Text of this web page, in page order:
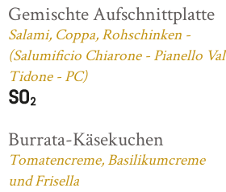
Gemischte Aufschnittplatte
Salami, Coppa, Rohschinken -
(Salumificio Chiarone - Pianello Val
Tidone - PC)
Burrata-Käsekuchen
Tomatencreme, Basilikumcreme
und Frisella